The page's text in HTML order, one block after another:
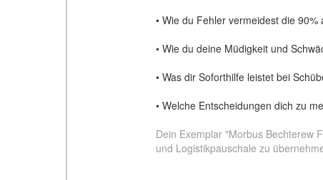
• Wie du Fehler vermeidest die
• Wie du deine Müdigkeit und
• Was dir Soforthilfe leistet bei
• Welche Entscheidungen dich zu
Dein Exemplar "Morbus Bechterew
und Logistikpauschale zu